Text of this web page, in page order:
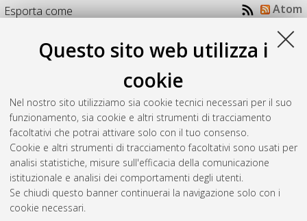
Questo sito web utilizza i
cookie
Nel nostro sito utilizziamo sia cookie tecnici necessari per il suo
funzionamento, sia cookie e altri strumenti di tracciamento
facoltativi che potrai attivare solo con il tuo consenso.
Cookie e altri strumenti di tracciamento facoltativi sono usati per
analisi statistiche, misure sull'efficacia della comunicazione
istituzionale e analisi dei comportamenti degli utenti.
Se chiudi questo banner continuerai la navigazione solo con i
cookie necessari.
Esporta come
Atom
RSS 2.0
Merizzi, Gianmario(2010)Progettare una collezione digitale:
la selezione dei documenti.In: Nuove prospettive per la
gestione del materiale musicale: la catalogazione in SBN e la
digitalizzazione, 27/02/2010, Parma, Biblioteca Palatina.
Questa lista e' stata generata ilSun Aug 9 20:32:46 2026
CEST